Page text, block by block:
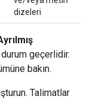
dizeleri
geçerlidir.
bakın.
Talimatlar